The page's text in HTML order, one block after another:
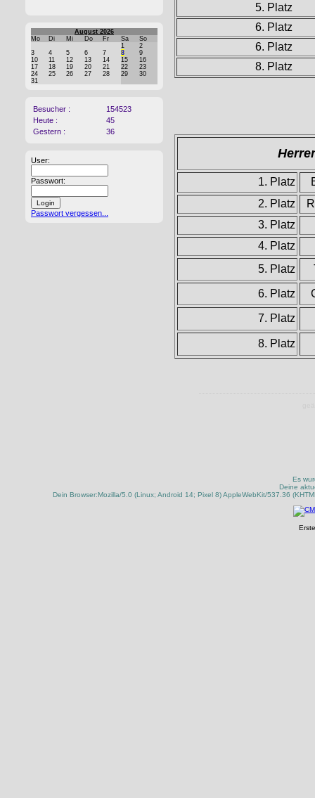
August 2026
Mo
Di Mi Do Fr Sa
So
1
2
3
4 5 6 7 8
9
10
11 12 13 14 15
16
17
18 19 20 21 22
23
24
25 26 27 28 29
30
31
Besucher :
154523
Heute :
45
Gestern :
36
User:
Passwort:
Passwort vergessen...
5. Platz
6. Platz
6. Platz
8. Platz
1. Platz
2. Platz
3. Platz
4. Platz
5. Platz
6. Platz
7. Platz
8. Platz
Es
Deine
Dein Browser:Mozilla/5.0 (Linux; Android 14; Pixel 8) AppleWebKit/537.36